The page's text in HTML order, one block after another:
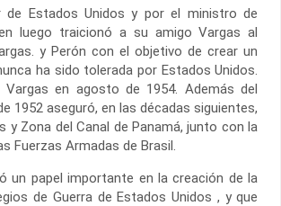
de Estados Unidos y por el ministro de
luego traicionó a su amigo Vargas al
y Perón con el objetivo de crear un
ha sido tolerada por Estados Unidos.
en agosto de 1954. Además del
1952 aseguró, en las décadas siguientes,
Zona del Canal de Panamá, junto con la
Fuerzas Armadas de Brasil.
un papel importante en la creación de la
de Guerra de Estados Unidos , y que